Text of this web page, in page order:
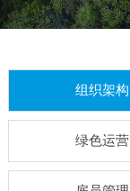
组织架构
绿色运营